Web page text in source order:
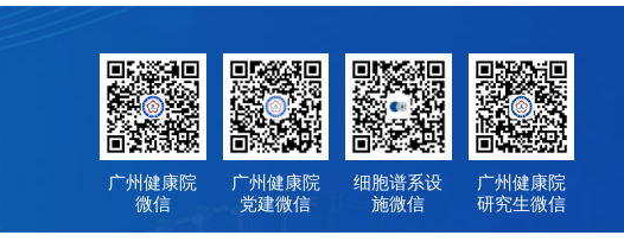
广州健康院
微信
广州健康院
党建微信
细胞谱系设
施微信
广州健康院
研究生微信